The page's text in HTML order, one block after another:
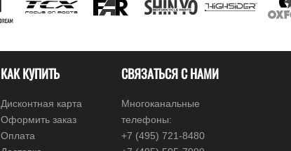
КАК КУПИТЬ
Дисконтная карта
Оформить заказ
Оплата
СВЯЗАТЬСЯ С НАМИ
Многоканальные
телефоны:
+7 (495) 721-8480